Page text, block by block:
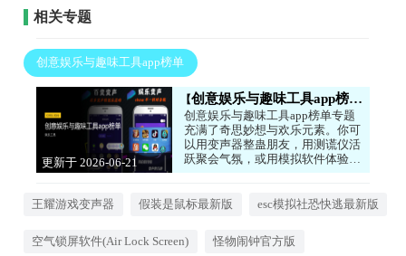
相关专题
创意娱乐与趣味工具app榜单
更新于 2026-06-21
创意娱乐与趣味工具app榜单
创意娱乐与趣味工具app榜单专题
充满了奇思妙想与欢乐元素。你可
以用变声器整蛊朋友，用测谎仪活
跃聚会气氛，或用模拟软件体验别
样人生。这些工具虽然不严肃，但
兴趣的小伙伴快快下载吧！
王耀游戏变声器 假装是鼠标最新版 esc模拟社恐快逃最新版
空气锁屏软件(Air Lock Screen) 怪物闹钟官方版